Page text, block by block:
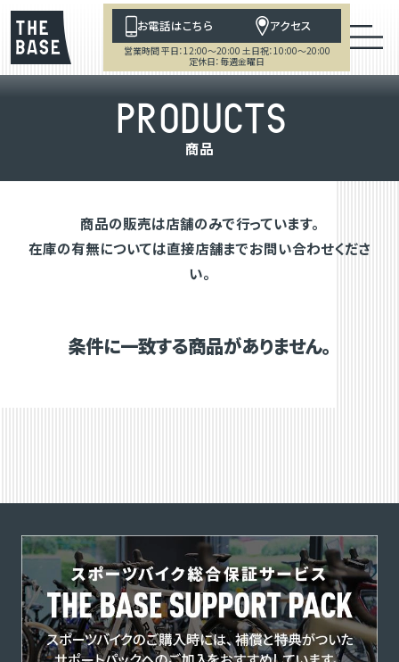
お電話はこちら アクセス
営業時間 平日：12:00～20:00 土日祝：10:00～20:00
定休日：毎週金曜日
PRODUCTS
商品
商品の販売は店舗のみで行っています。
在庫の有無については直接店舗までお問い合わせくださ
い。
条件に一致する商品がありません。